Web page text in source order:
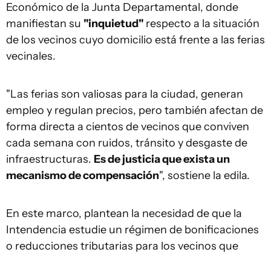
Económico de la Junta Departamental, donde
manifiestan su "inquietud" respecto a la situación
de los vecinos cuyo domicilio está frente a las ferias
vecinales.
"Las ferias son valiosas para la ciudad, generan
empleo y regulan precios, pero también afectan de
forma directa a cientos de vecinos que conviven
cada semana con ruidos, tránsito y desgaste de
infraestructuras. Es de justicia que exista un
mecanismo de compensación", sostiene la edila.
En este marco, plantean la necesidad de que la
Intendencia estudie un régimen de bonificaciones
o reducciones tributarias para los vecinos que